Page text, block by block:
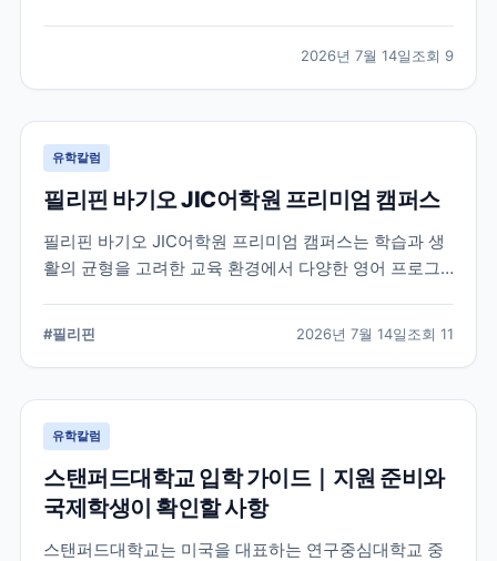
2026년 7월 14일조회 9
유학칼럼
필리핀 바기오 JIC어학원 프리미엄 캠퍼스
필리핀 바기오 JIC어학원 프리미엄 캠퍼스는 학습과 생
활의 균형을 고려한 교육 환경에서 다양한 영어 프로그
했습니다.
#필리핀 2026년 7월 14일조회 11
유학칼럼
스탠퍼드대학교 입학 가이드｜지원 준비와
국제학생이 확인할 사항
스탠퍼드대학교는 미국을 대표하는 연구중심대학교 중